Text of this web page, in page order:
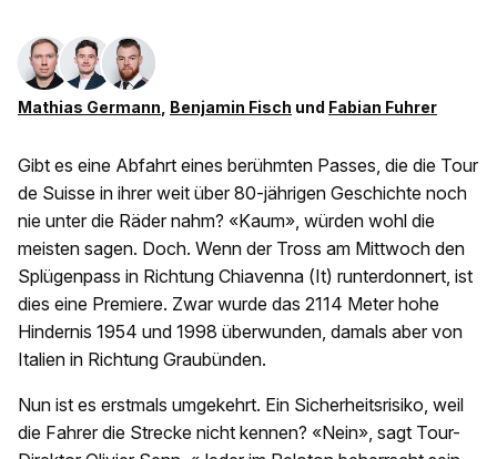
Mathias Germann Benjamin Fisch und Fabian Fuhrer
Gibt es eine Abfahrt eines berühmten Passes, die die Tour
de Suisse in ihrer weit über 80-jährigen Geschichte noch
nie unter die Räder nahm? «Kaum», würden wohl die
meisten sagen. Doch. Wenn der Tross am Mittwoch den
Splügenpass in Richtung Chiavenna (It) runterdonnert, ist
dies eine Premiere. Zwar wurde das 2114 Meter hohe
Hindernis 1954 und 1998 überwunden, damals aber von
Italien in Richtung Graubünden.
Nun ist es erstmals umgekehrt. Ein Sicherheitsrisiko, weil
die Fahrer die Strecke nicht kennen? «Nein», sagt Tour-